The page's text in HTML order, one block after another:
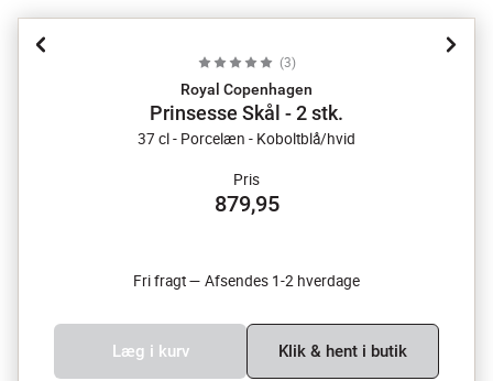
(3)
Royal Copenhagen
Prinsesse Skål - 2 stk.
37 cl - Porcelæn - Koboltblå/hvid
Pris
879,95
Fri fragt — Afsendes 1-2 hverdage
Læg i kurv Klik & hent i butik